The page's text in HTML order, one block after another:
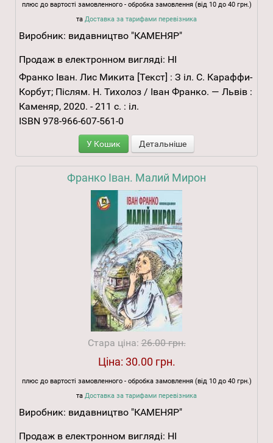
плюс до вартості замовленного - обробка замовлення (від 10 до 40 грн.)
та Доставка за тарифами перевізника
Виробник: видавництво "КАМЕНЯР"
Продаж в електронном вигляді: НІ
Франко Іван. Лис Микита [Текст] : З іл. С. Караффи-
Корбут; Післям. Н. Тихолоз / Іван Франко. — Львів :
Каменяр, 2020. - 211 с. : іл.
ISBN 978-966-607-561-0
У Кошик Детальніше
Франко Іван. Малий Мирон
Стара ціна:26.00 грн.
Ціна: 30.00 грн.
плюс до вартості замовленного - обробка замовлення (від 10 до 40 грн.)
та Доставка за тарифами перевізника
Виробник: видавництво "КАМЕНЯР"
Продаж в електронном вигляді: НІ